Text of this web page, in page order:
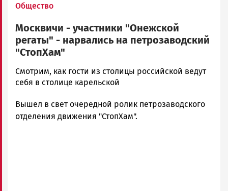
Общество
Москвичи - участники "Онежской
регаты" - нарвались на петрозаводский
"СтопХам"
admintimur
Новости
и
Карелии
Смотрим, как гости из столицы российской ведут
себя в столице карельской
Вышел в свет очередной ролик петрозаводского
отделения движения "СтопХам".